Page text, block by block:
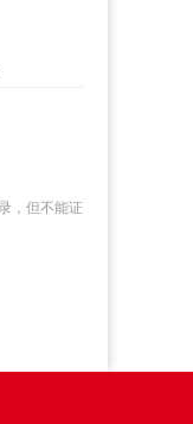
，但不能证